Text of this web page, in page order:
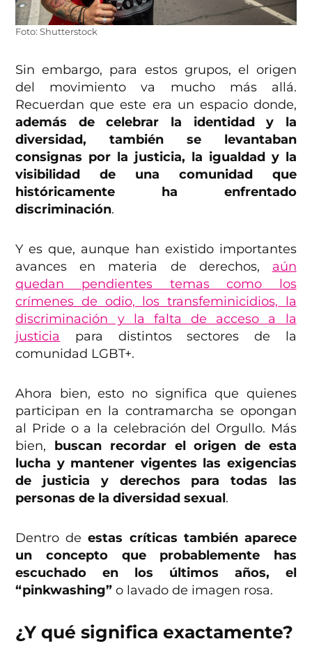
Foto: Shutterstock
Sin embargo, para estos grupos, el origen
del movimiento va mucho más allá.
Recuerdan que este era un espacio donde,
además de celebrar la identidad y la
diversidad, también se levantaban
consignas por la justicia, la igualdad y la
visibilidad de una comunidad que
históricamente ha enfrentado
discriminación.
Y es que, aunque han existido importantes
avances en materia de derechos, aún
quedan pendientes temas como los
crímenes de odio, los transfeminicidios, la
discriminación y la falta de acceso a la
justicia
para distintos sectores de la
comunidad LGBT+.
Ahora bien, esto no significa que quienes
participan en la contramarcha se opongan
al Pride o a la celebración del Orgullo. Más
bien, buscan recordar el origen de esta
lucha y mantener vigentes las exigencias
de justicia y derechos para todas las
personas de la diversidad sexual.
Dentro deestas críticas también aparece
un concepto que probablemente has
escuchado en los últimos años, el
“pinkwashing” o lavado de imagen rosa.
¿Y qué significa exactamente?